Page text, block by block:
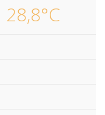
28,8°C